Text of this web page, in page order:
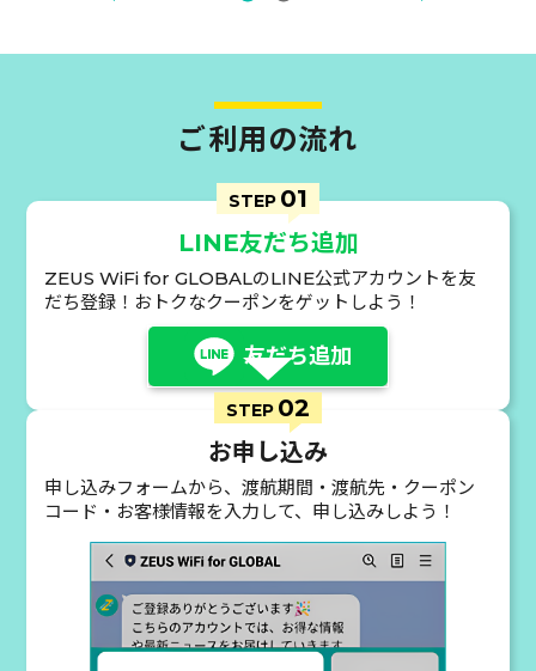
ご利用の流れ
STEP 01
LINE友だち追加
ZEUS WiFi for GLOBALのLINE公式アカウントを友
だち登録！おトクなクーポンをゲットしよう！
友だち追加
STEP 02
お申し込み
申し込みフォームから、渡航期間・渡航先・クーポン
コード・お客様情報を入力して、申し込みしよう！